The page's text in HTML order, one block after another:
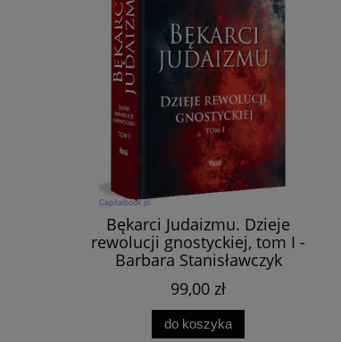
Bękarci Judaizmu. Dzieje
rewolucji gnostyckiej, tom I -
Barbara Stanisławczyk
99,00 zł
do koszyka